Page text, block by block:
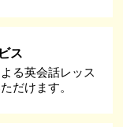
ス
る英会話レッス
だけます。